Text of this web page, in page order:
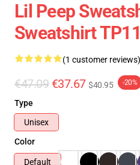
Lil Peep
Sweatshirt
(1 customer reviews)
€47.09 €37.67 $40.95 -20%
Type
Unisex
Color
Default